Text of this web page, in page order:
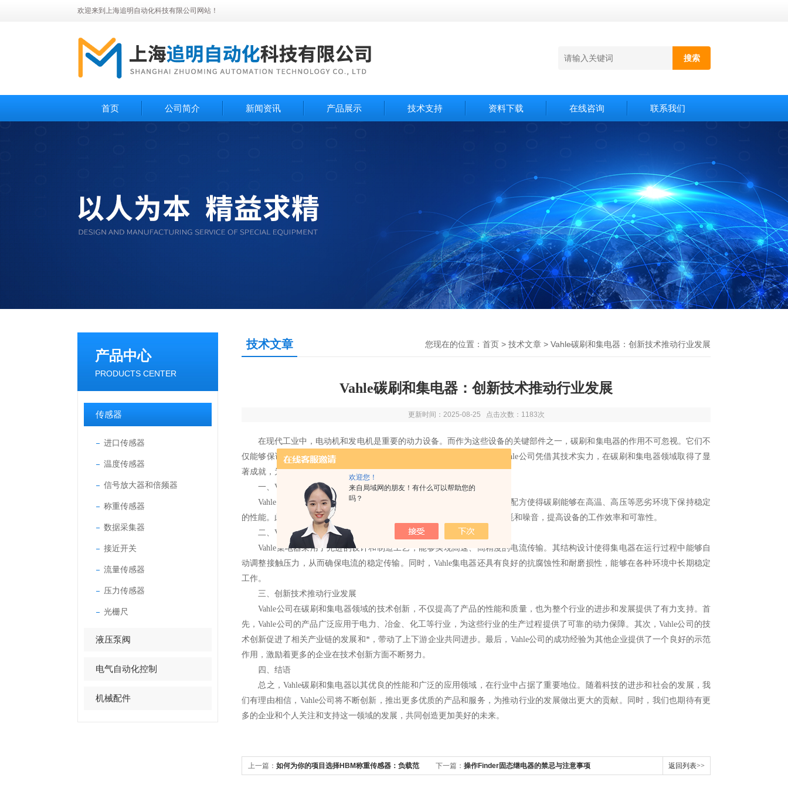
欢迎您！
来自局域网的朋友！有什么可以帮助您的
吗？
欢迎来到上海追明自动化科技有限公司网站！
首页 公司简介 新闻资讯 产品展示 技术支持 资料下载 在线咨询 联系我们
产品中心
PRODUCTS CENTER
传感器
进口传感器
温度传感器
信号放大器和倍频器
称重传感器
数据采集器
接近开关
流量传感器
压力传感器
光栅尺
液压泵阀
电气自动化控制
机械配件
技术文章 您现在的位置： 首页 > 技术文章 > Vahle碳刷和集电器：创新技术推动行业发展
Vahle碳刷和集电器：创新技术推动行业发展
更新时间：2025-08-25 点击次数：1183次
在现代工业中，电动机和发电机是重要的动力设备。而作为这些设备的关键部件之一，碳刷和集电器的作用不可忽视。它们不
仅能够保证电流的稳定传输，还能有效减少磨损和噪音。近年来，德国Vahle公司凭借其技术实力，在碳刷和集电器领域取得了显
著成就，为行业的发展注入了新的活力。
一、Vahle碳刷：高性能与长寿命的结合
Vahle碳刷采用先进的材料和技术，具有优异的导电性能和耐磨性。其配方使得碳刷能够在高温、高压等恶劣环境下保持稳定
的性能。此外，Vahle碳刷还具有低电阻、低火花等特点，能够有效降低能耗和噪音，提高设备的工作效率和可靠性。
二、Vahle集电器：高效可靠的电流传输解决方案
Vahle集电器采用了先进的设计和制造工艺，能够实现高速、高精度的电流传输。其结构设计使得集电器在运行过程中能够自
动调整接触压力，从而确保电流的稳定传输。同时，Vahle集电器还具有良好的抗腐蚀性和耐磨损性，能够在各种环境中长期稳定
工作。
三、创新技术推动行业发展
Vahle公司在碳刷和集电器领域的技术创新，不仅提高了产品的性能和质量，也为整个行业的进步和发展提供了有力支持。首
先，Vahle公司的产品广泛应用于电力、冶金、化工等行业，为这些行业的生产过程提供了可靠的动力保障。其次，Vahle公司的技
术创新促进了相关产业链的发展和*，带动了上下游企业共同进步。最后，Vahle公司的成功经验为其他企业提供了一个良好的示范
作用，激励着更多的企业在技术创新方面不断努力。
四、结语
总之，Vahle碳刷和集电器 以其优良的性能和广泛的应用领域，在行业中占据了重要地位。随着科技的进步和社会的发展，我
们有理由相信，Vahle公司将不断创新，推出更多优质的产品和服务，为推动行业的发展做出更大的贡献。同时，我们也期待有更
多的企业和个人关注和支持这一领域的发展，共同创造更加美好的未来。
上一篇： 如何为你的项目选择HBM称重传感器：负载范 下一篇： 操作Finder固态继电器的禁忌与注意事项 返回列表>>